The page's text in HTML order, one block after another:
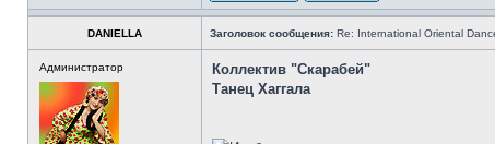
DANIELLA Заголовок сообщения: Re: International Oriental
Администратор
Коллектив "Скарабей"
Танец Хаггала